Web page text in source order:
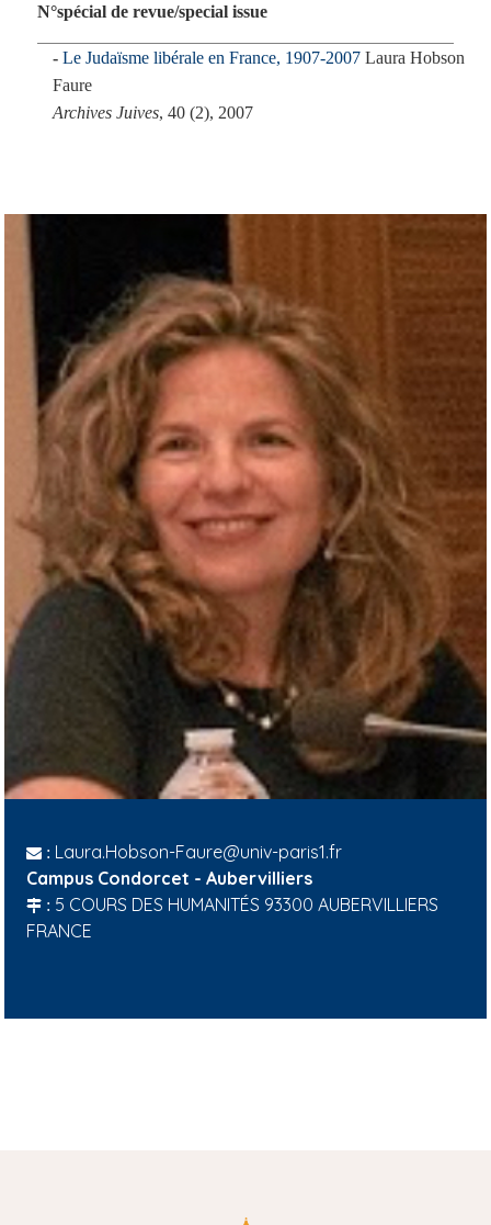
N°spécial de revue/special issue
Le Judaïsme libérale en France, 1907-2007 Laura Hobson
Faure
Archives Juives, 40 (2), 2007
: Laura.Hobson-Faure@univ-paris1.fr
Campus Condorcet - Aubervilliers
: 5 COURS DES HUMANITÉS 93300 AUBERVILLIERS
FRANCE